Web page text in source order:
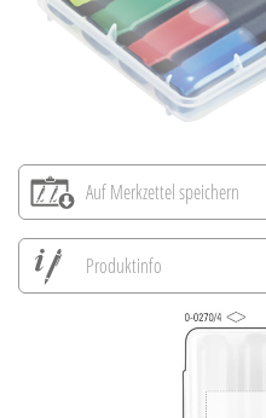
Auf Merkzettel speichern
Produktinfo
Alle Ansichten speichern
Aktuelles Bild speichern
Information Druckposition